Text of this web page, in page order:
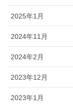
2025年1月
2024年11月
2024年2月
2023年12月
2023年1月